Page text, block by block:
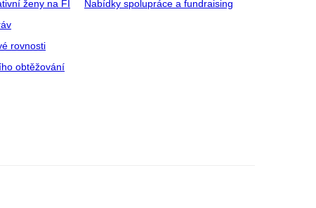
ženy na FI
rovnosti
obtěžování
Nabídky spolupráce a fundraising